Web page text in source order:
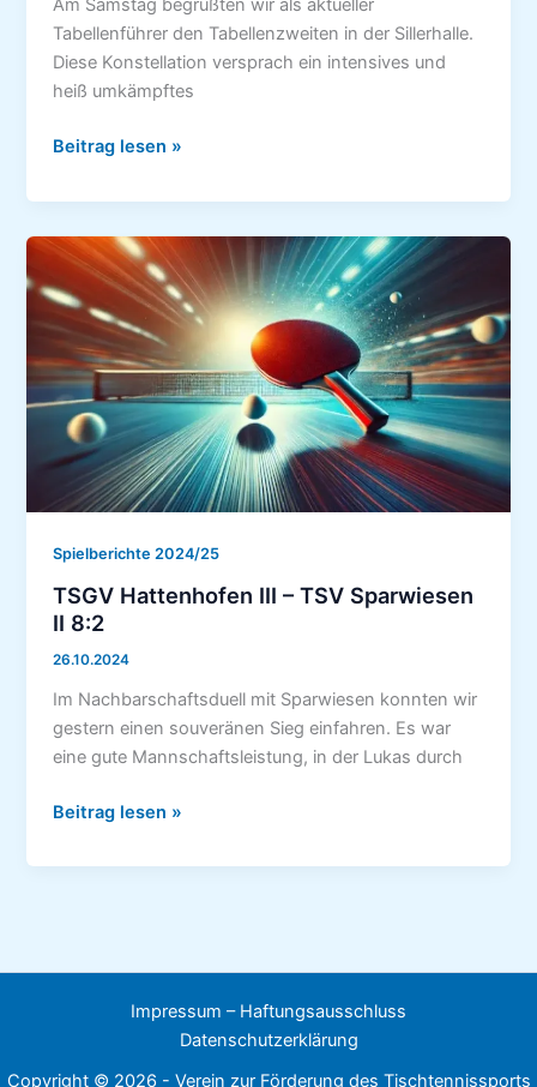
Am Samstag begrüßten wir als aktueller
Tabellenführer den Tabellenzweiten in der Sillerhalle.
Diese Konstellation versprach ein intensives und
heiß umkämpftes
TSGV
II
–
TV
Rechberghausen
III
9:6
Beitrag lesen »
Spielberichte 2024/25
TSGV Hattenhofen III – TSV Sparwiesen
II 8:2
26.10.2024
Im Nachbarschaftsduell mit Sparwiesen konnten wir
gestern einen souveränen Sieg einfahren. Es war
eine gute Mannschaftsleistung, in der Lukas durch
TSGV
III
Beitrag lesen »
Impressum – Haftungsausschluss
Datenschutzerklärung
Copyright © 2026 - Verein zur Förderung des Tischtennissports